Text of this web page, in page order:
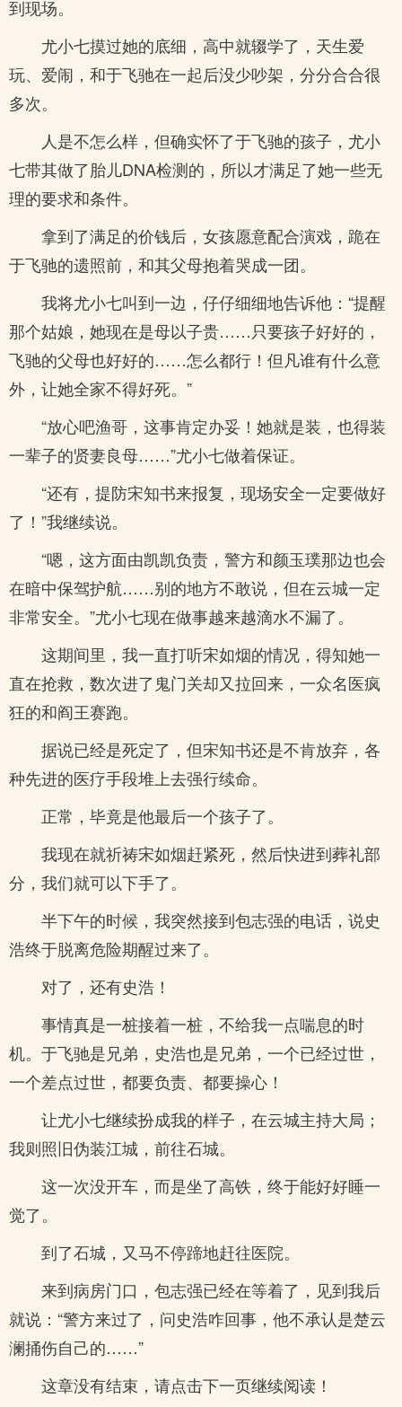
到现场。
尤小七摸过她的底细，高中就辍学了，天生爱
玩、爱闹，和于飞驰在一起后没少吵架，分分合合很
多次。
人是不怎么样，但确实怀了于飞驰的孩子，尤小
七带其做了胎儿DNA检测的，所以才满足了她一些无
理的要求和条件。
拿到了满足的价钱后，女孩愿意配合演戏，跪在
于飞驰的遗照前，和其父母抱着哭成一团。
我将尤小七叫到一边，仔仔细细地告诉他：“提醒
那个姑娘，她现在是母以子贵……只要孩子好好的，
飞驰的父母也好好的……怎么都行！但凡谁有什么意
外，让她全家不得好死。”
“放心吧渔哥，这事肯定办妥！她就是装，也得装
一辈子的贤妻良母……”尤小七做着保证。
“还有，提防宋知书来报复，现场安全一定要做好
了！”我继续说。
“嗯，这方面由凯凯负责，警方和颜玉璞那边也会
在暗中保驾护航……别的地方不敢说，但在云城一定
非常安全。”尤小七现在做事越来越滴水不漏了。
这期间里，我一直打听宋如烟的情况，得知她一
直在抢救，数次进了鬼门关却又拉回来，一众名医疯
狂的和阎王赛跑。
据说已经是死定了，但宋知书还是不肯放弃，各
种先进的医疗手段堆上去强行续命。
正常，毕竟是他最后一个孩子了。
我现在就祈祷宋如烟赶紧死，然后快进到葬礼部
分，我们就可以下手了。
半下午的时候，我突然接到包志强的电话，说史
浩终于脱离危险期醒过来了。
对了，还有史浩！
事情真是一桩接着一桩，不给我一点喘息的时
机。于飞驰是兄弟，史浩也是兄弟，一个已经过世，
一个差点过世，都要负责、都要操心！
让尤小七继续扮成我的样子，在云城主持大局；
我则照旧伪装江城，前往石城。
这一次没开车，而是坐了高铁，终于能好好睡一
觉了。
到了石城，又马不停蹄地赶往医院。
来到病房门口，包志强已经在等着了，见到我后
就说：“警方来过了，问史浩咋回事，他不承认是楚云
澜捅伤自己的……”
这章没有结束，请点击下一页继续阅读！